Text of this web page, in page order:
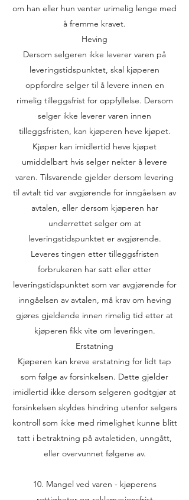
om han eller hun venter urimelig lenge med
å fremme kravet.
Heving
Dersom selgeren ikke leverer varen på
leveringstidspunktet, skal kjøperen
oppfordre selger til å levere innen en
rimelig tilleggsfrist for oppfyllelse. Dersom
selger ikke leverer varen innen
tilleggsfristen, kan kjøperen heve kjøpet.
Kjøper kan imidlertid heve kjøpet
umiddelbart hvis selger nekter å levere
varen. Tilsvarende gjelder dersom levering
til avtalt tid var avgjørende for inngåelsen av
avtalen, eller dersom kjøperen har
underrettet selger om at
leveringstidspunktet er avgjørende.
Leveres tingen etter tilleggsfristen
forbrukeren har satt eller etter
leveringstidspunktet som var avgjørende for
inngåelsen av avtalen, må krav om heving
gjøres gjeldende innen rimelig tid etter at
kjøperen fikk vite om leveringen.
Erstatning
Kjøperen kan kreve erstatning for lidt tap
som følge av forsinkelsen. Dette gjelder
imidlertid ikke dersom selgeren godtgjør at
forsinkelsen skyldes hindring utenfor selgers
kontroll som ikke med rimelighet kunne blitt
tatt i betraktning på avtaletiden, unngått,
eller overvunnet følgene av.
10. Mangel ved varen - kjøperens